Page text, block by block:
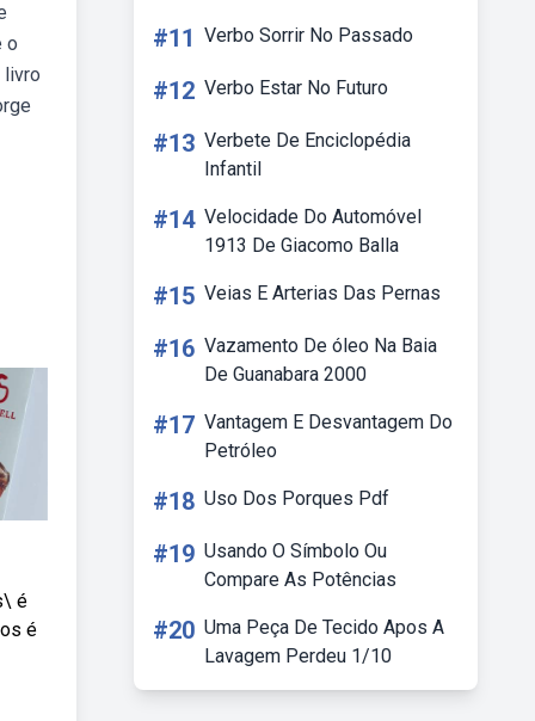
o
livro
é
é
#11 Verbo Sorrir No Passado
#12 Verbo Estar No Futuro
#13 Verbete De Enciclopédia
Infantil
#14 Velocidade Do Automóvel
1913 De Giacomo Balla
#15 Veias E Arterias Das Pernas
#16 Vazamento De óleo Na Baia
De Guanabara 2000
#17 Vantagem E Desvantagem Do
Petróleo
#18 Uso Dos Porques Pdf
#19 Usando O Símbolo Ou
Compare As Potências
#20 Uma Peça De Tecido Apos A
Lavagem Perdeu 1/10